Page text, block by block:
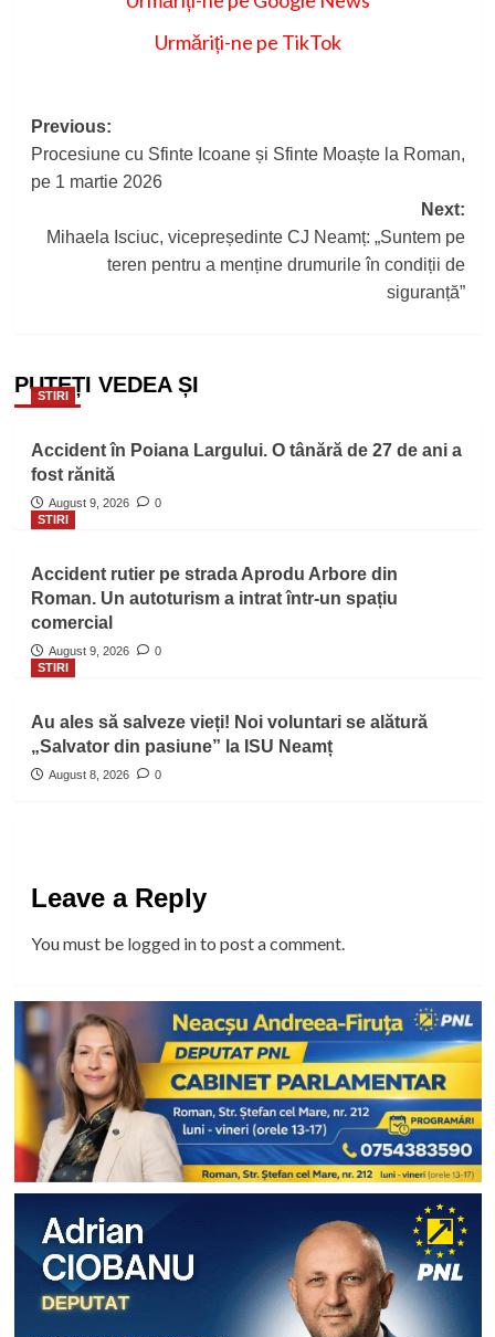
Urmăriți-ne pe TikTok
Post
navigation
Previous:
Procesiune cu Sfinte Icoane și Sfinte Moaște la Roman,
pe 1 martie 2026
Next:
Mihaela Isciuc, vicepreședinte CJ Neamț: „Suntem pe
teren pentru a menține drumurile în condiții de
siguranță”
PUTEȚI VEDEA ȘI
STIRI
Accident în Poiana Largului. O tânără de 27 de ani a
fost rănită
August 9, 2026
0
STIRI
Accident rutier pe strada Aprodu Arbore din
Roman. Un autoturism a intrat într-un spațiu
comercial
August 9, 2026
0
STIRI
Au ales să salveze vieți! Noi voluntari se alătură
„Salvator din pasiune” la ISU Neamț
August 8, 2026 0
Leave a Reply
You must be logged into post a comment.